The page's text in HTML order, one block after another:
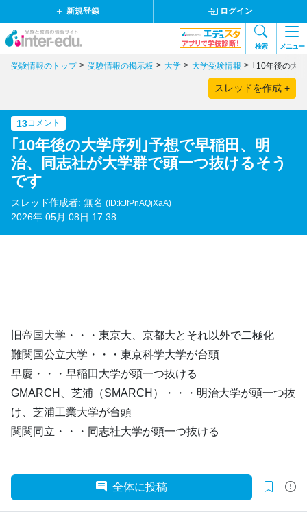
新規登録 ログイン
検索 メニュー
受験情報のトップ 受験情報の掲示板 大学 大学受験情報 ｢10年後の大
スレッドを作成 +
13コメント
｢10年後の大学序列｣予想で早稲田、明
治、同志社が大学群で頭一つ抜けるそう
です
スレッド作成者: 無名 (ID:kJfPnAQjXaA)
2026年 05月 08日 17:38
旧帝国大学・・・東京大、京都大とそれ以外で二極化
難関国公立大学・・・東京科学大学が台頭
早慶・・・早稲田大学が頭一つ抜ける
GMARCH、芝浦（SMARCH）・・・明治大学が頭一つ抜
け、芝浦工業大学が台頭
関関同立・・・同志社大学が頭一つ抜ける
全体に投稿